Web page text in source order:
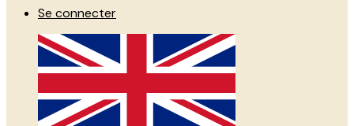
Se connecter